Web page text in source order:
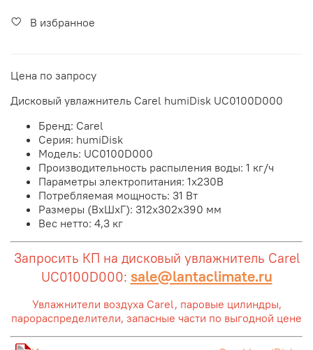
В избранное
Цена по запросу
Дисковый увлажнитель Carel humiDisk UC0100D000
Бренд: Carel
Серия: humiDisk
Модель: UC0100D000
Производительность распыления воды: 1 кг/ч
Параметры электропитания: 1x230В
Потребляемая мощность: 31 Вт
Размеры (ВхШхГ): 312х302х390 мм
Вес нетто: 4,3 кг
Запросить КП на дисковый увлажнитель Carel
UC0100D000: sale@lantaclimate.ru
Увлажнители воздуха Carel, паровые цилиндры,
парораспределители, запасные части по выгодной цене